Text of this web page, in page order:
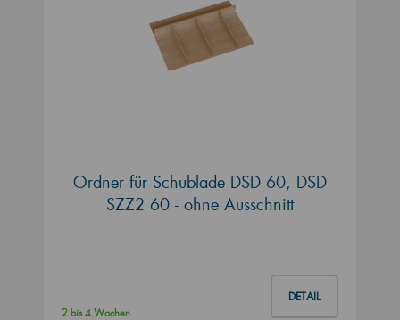
Ordner für Schublade DSD 60, DSD
SZZ2 60 - ohne Ausschnitt
DETAIL
2 bis 4 Wochen